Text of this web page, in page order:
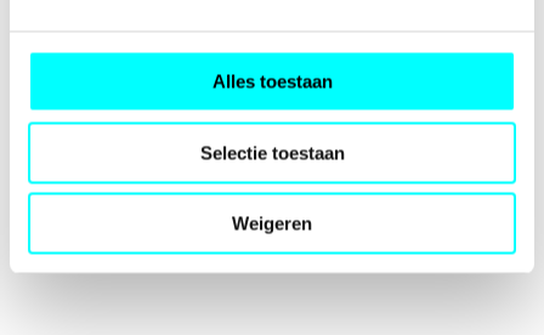
Alles toestaan
Selectie toestaan
Weigeren